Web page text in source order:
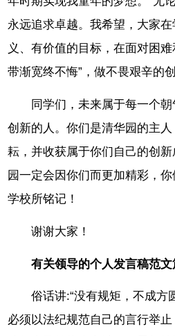
永远追求卓越。我希望，大家
义、有价值的目标，在面对困
带渐宽终不悔”，做不畏艰辛的
同学们，未来属于每一个
创新的人。你们是清华园的主
耘，并收获属于你们自己的创
园一定会因你们而更加精彩，
学校所铭记！
谢谢大家！
有关领导的个人发言稿范文
俗话讲:“没有规矩，不成方
必须以法纪规范自己的言行举止